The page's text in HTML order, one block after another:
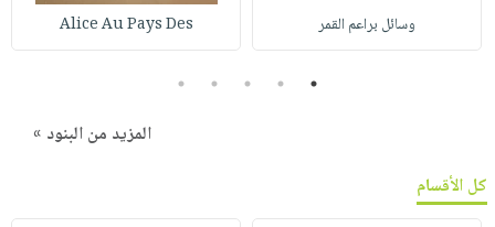
وسائل براعم القمر Alice Au Pays Des
1
2
3
4
5
المزيد من البنود »
كل الأقسام